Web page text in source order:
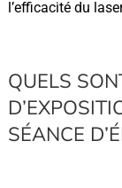
l’efficacité du
QUELS
SÉANCE